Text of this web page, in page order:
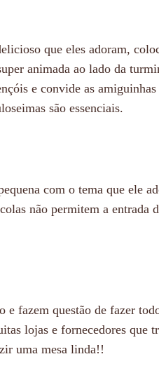
que eles adoram,
animada ao lado da
e convide as
são essenciais.
com o tema que ele
não permitem a entrada
fazem questão de fazer
lojas e fornecedores que
uma mesa linda!!